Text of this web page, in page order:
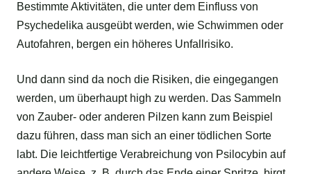
Bestimmte Aktivitäten, die unter dem Einfluss von
Psychedelika ausgeübt werden, wie Schwimmen oder
Autofahren, bergen ein höheres Unfallrisiko.
Und dann sind da noch die Risiken, die eingegangen
werden, um überhaupt high zu werden. Das Sammeln
von Zauber- oder anderen Pilzen kann zum Beispiel
dazu führen, dass man sich an einer tödlichen Sorte
labt. Die leichtfertige Verabreichung von Psilocybin auf